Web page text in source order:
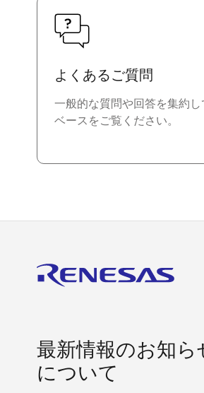
よくあるご質問
一般的な質問や回答を集約
ベースをご覧ください。
最新情報のお知ら
について